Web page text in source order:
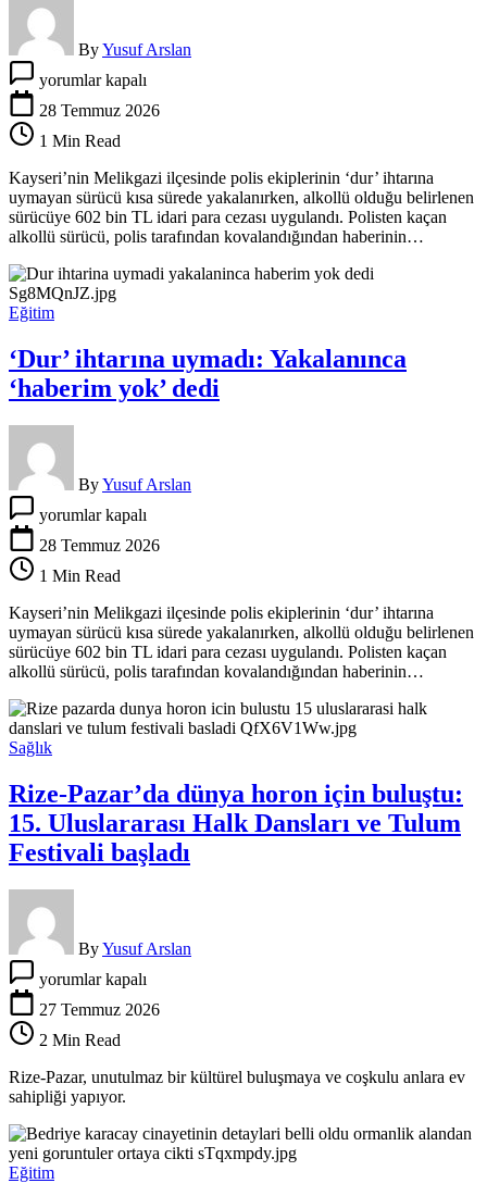
ByYusuf Arslan
kaçtı,
‘haberim
dedi
yorumlar kapalı
28 Temmuz 2026
1 Min Read
Kayseri’nin Melikgazi ilçesinde polis ekiplerinin ‘dur’ ihtarına
uymayan sürücü kısa sürede yakalanırken, alkollü olduğu belirlenen
sürücüye 602 bin TL idari para cezası uygulandı. Polisten kaçan
alkollü sürücü, polis tarafından kovalandığından haberinin…
Eğitim
‘Dur’ ihtarına uymadı: Yakalanınca
‘haberim yok’ dedi
ByYusuf Arslan
ihtarına
uymadı:
‘haberim
dedi
için
yorumlar kapalı
28 Temmuz 2026
1 Min Read
Kayseri’nin Melikgazi ilçesinde polis ekiplerinin ‘dur’ ihtarına
uymayan sürücü kısa sürede yakalanırken, alkollü olduğu belirlenen
sürücüye 602 bin TL idari para cezası uygulandı. Polisten kaçan
alkollü sürücü, polis tarafından kovalandığından haberinin…
Sağlık
Rize-Pazar’da dünya horon için buluştu:
15. Uluslararası Halk Dansları ve Tulum
Festivali başladı
ByYusuf Arslan
Pazar’da
dünya
için
15.
Uluslararası
Halk
Dansları
ve
Tulum
yorumlar kapalı
27 Temmuz 2026
2 Min Read
Rize-Pazar, unutulmaz bir kültürel buluşmaya ve coşkulu anlara ev
sahipliği yapıyor.
Eğitim